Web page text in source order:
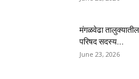
मंगळवेढा
परिषद सदस्य...
June 23, 2026